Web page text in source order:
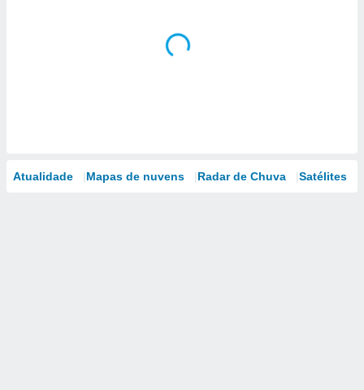
Atualidade Mapas de nuvens Radar de Chuva Satélites